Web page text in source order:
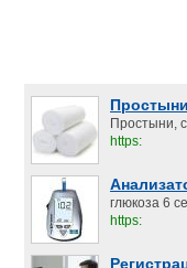
Простыни,
https:
глюкоза 6
https: